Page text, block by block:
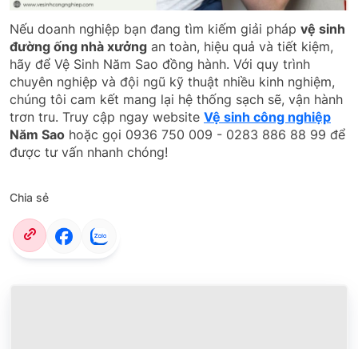
Nếu doanh nghiệp bạn đang tìm kiếm giải pháp vệ sinh
đường ống nhà xưởng an toàn, hiệu quả và tiết kiệm,
hãy để Vệ Sinh Năm Sao đồng hành. Với quy trình
chuyên nghiệp và đội ngũ kỹ thuật nhiều kinh nghiệm,
chúng tôi cam kết mang lại hệ thống sạch sẽ, vận hành
trơn tru. Truy cập ngay website Vệ sinh công nghiệp
Năm Sao hoặc gọi 0936 750 009 - 0283 886 88 99 để
được tư vấn nhanh chóng!
Chia sẻ